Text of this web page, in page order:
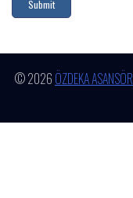
© 2026 ÖZDEKA ASANSÖR